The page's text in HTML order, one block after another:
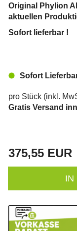
Original Phylion
aktuellen
Sofort lieferbar !
Sofort
pro Stück (inkl.
Gratis Versand
375,55 EUR
IN